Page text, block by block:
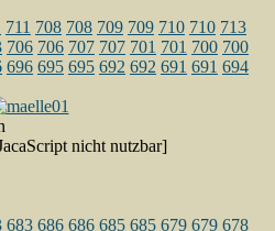
711 708 708 709 709 710 710 713
706 706 707 707 701 701 700 700
696 695 695 692 692 691 691 694
nicht nutzbar]
683 686 686 685 685 679 679 678